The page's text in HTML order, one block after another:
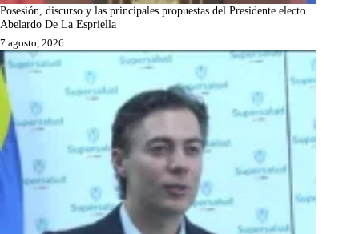
Posesión, discurso y las principales propuestas del Presidente electo
Abelardo De La Espriella
7 agosto, 2026